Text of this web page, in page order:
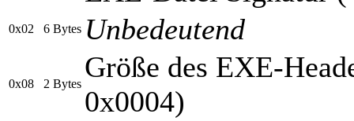
0x02 6 Bytes Unbedeutend
0x08 2 Bytes
Größe des EXE-
0x0004)